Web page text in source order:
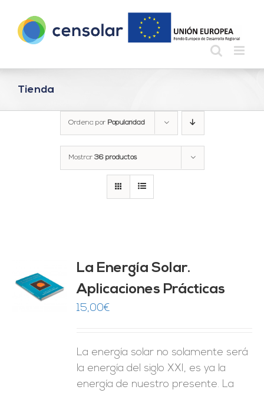
contenido
Tienda
Ordena por Popularidad
Mostrar 36 productos
La Energía Solar.
Aplicaciones Prácticas
15,00€
La energía solar no solamente será
la energía del siglo XXI, es ya la
energía de nuestro presente. La